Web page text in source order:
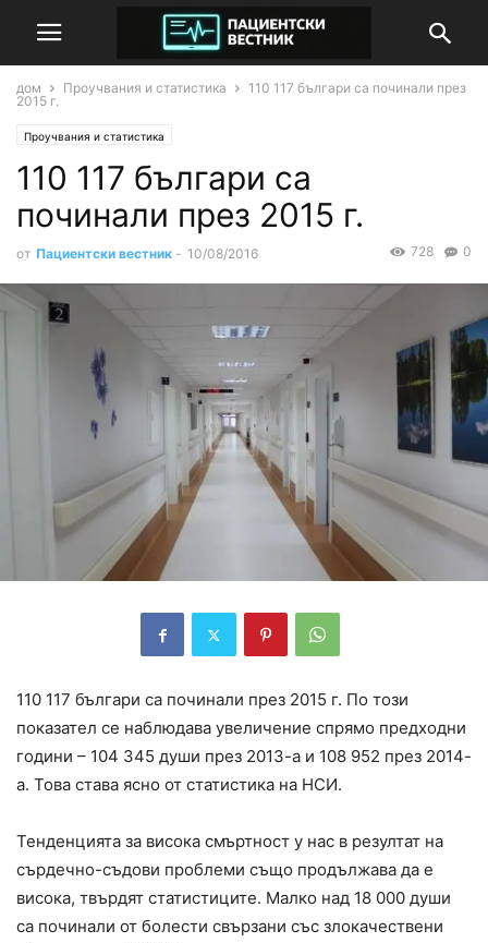
дом Проучвания и статистика
110 117 българи са починали през
2015 г.
Проучвания и статистика
110 117 българи са
починали през 2015 г.
от Пациентски вестник - 10/08/2016 0
728
110 117 българи са починали през 2015 г. По този
показател се наблюдава увеличение спрямо предходни
години – 104 345 души през 2013-а и 108 952 през 2014-
а. Това става ясно от статистика на НСИ.
Тенденцията за висока смъртност у нас в резултат на
сърдечно-съдови проблеми също продължава да е
висока, твърдят статистиците. Малко над 18 000 души
са починали от болести свързани със злокачествени